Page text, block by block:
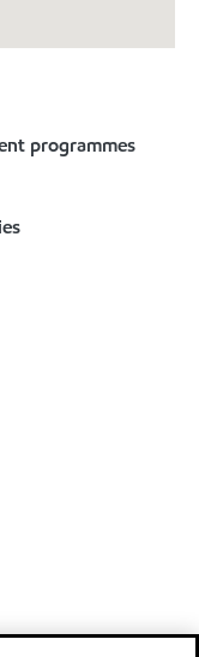
programmes